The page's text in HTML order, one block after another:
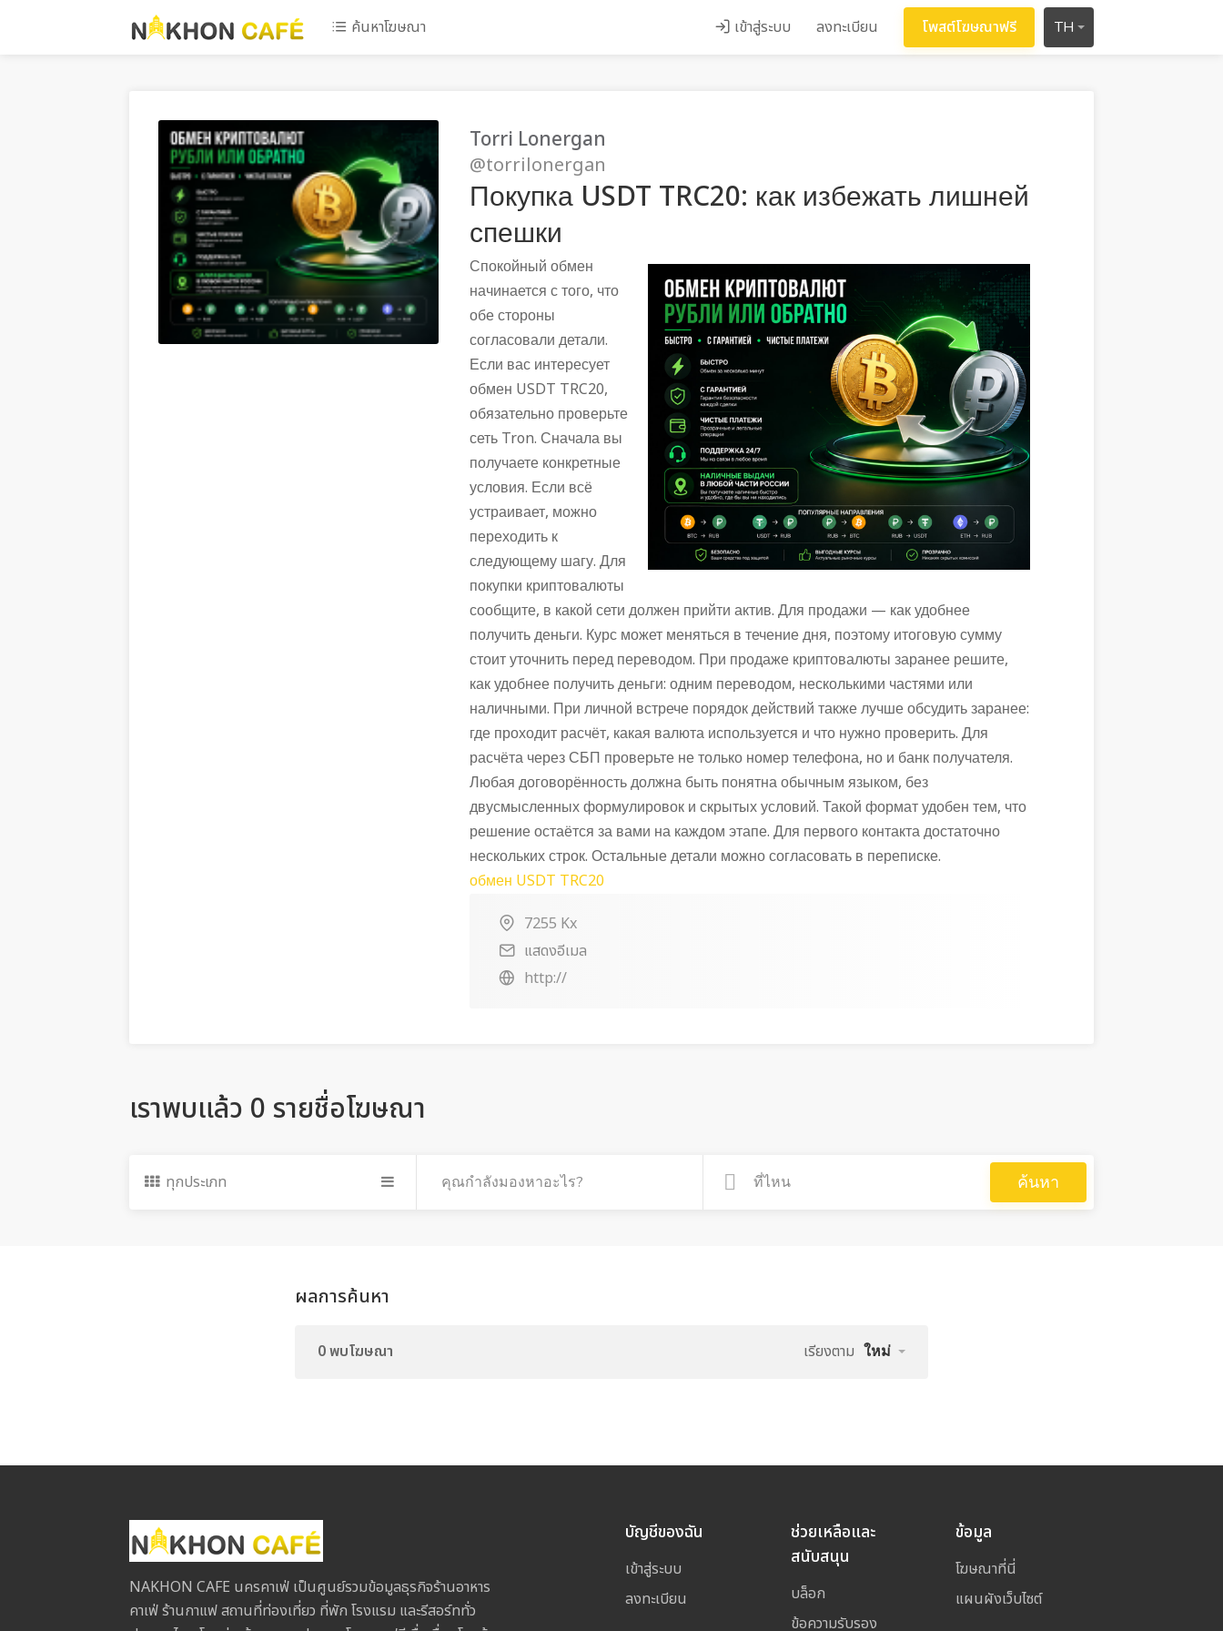
ค้นหาโฆษณา เข้าสู่ระบบ ลงทะเบียน โพสต์โฆษณาฟรี TH
Torri Lonergan
@torrilonergan
Покупка USDT TRC20: как избежать лишней
спешки
Спокойный обмен
начинается с того, что
обе стороны
согласовали детали.
Если вас интересует
обмен USDT TRC20,
обязательно проверьте
сеть Tron. Сначала вы
получаете конкретные
условия. Если всё
устраивает, можно
переходить к
следующему шагу. Для
покупки криптовалюты
сообщите, в какой сети должен прийти актив. Для продажи — как удобнее
получить деньги. Курс может меняться в течение дня, поэтому итоговую сумму
стоит уточнить перед переводом. При продаже криптовалюты заранее решите,
как удобнее получить деньги: одним переводом, несколькими частями или
наличными. При личной встрече порядок действий также лучше обсудить заранее:
где проходит расчёт, какая валюта используется и что нужно проверить. Для
расчёта через СБП проверьте не только номер телефона, но и банк получателя.
Любая договорённость должна быть понятна обычным языком, без
двусмысленных формулировок и скрытых условий. Такой формат удобен тем, что
решение остаётся за вами на каждом этапе. Для первого контакта достаточно
нескольких строк. Остальные детали можно согласовать в переписке.
обмен USDT TRC20
7255 Kx
แสดงอีเมล
http://
เราพบแล้ว 0 รายชื่อโฆษณา
ทุกประเภท ค้นหา
ผลการค้นหา
0 พบโฆษณา เรียงตาม ใหม่
NAKHON CAFE นครคาเฟ่ เป็นศูนย์รวมข้อมูลธุรกิจร้านอาหาร
คาเฟ่ ร้านกาแฟ สถานที่ท่องเที่ยว ที่พัก โรงแรม และรีสอร์ททั่ว
บัญชีของฉัน
เข้าสู่ระบบ
ลงทะเบียน
ช่วยเหลือและ
สนับสนุน
บล็อก
ข้อความรับรอง
ข้อมูล
โฆษณาที่นี่
แผนผังเว็บไซต์